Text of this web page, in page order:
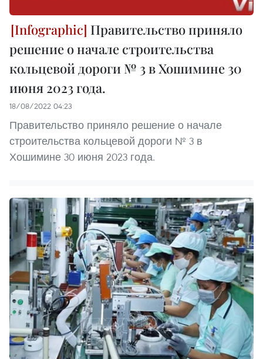
Правительство приняло
решение о начале строительства
кольцевой дороги № 3 в Хошимине 30
июня 2023 года.
18/08/2022 04:23
Правительство приняло решение о начале
строительства кольцевой дороги № 3 в
Хошимине 30 июня 2023 года.